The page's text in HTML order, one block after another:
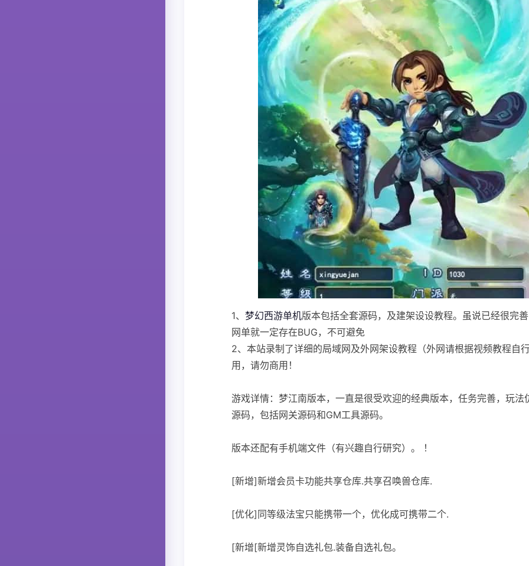
1、 梦幻西游单机版本包括全套源码，及建架设设教程。虽说已经很完
网单就一定存在BUG，不可避免
2、本站录制了详细的局域网及外网架设教程（外网请根据视频教程自
用，请勿商用！
游戏详情：梦江南版本，一直是很受欢迎的经典版本，任务完善，玩
源码，包括网关源码和GM工具源码。
版本还配有手机端文件（有兴趣自行研究）。 ！
[新增]新增会员卡功能共享仓库.共享召唤兽仓库.
[优化]同等级法宝只能携带一个，优化成可携带二个.
[新增[新增灵饰自选礼包.装备自选礼包。